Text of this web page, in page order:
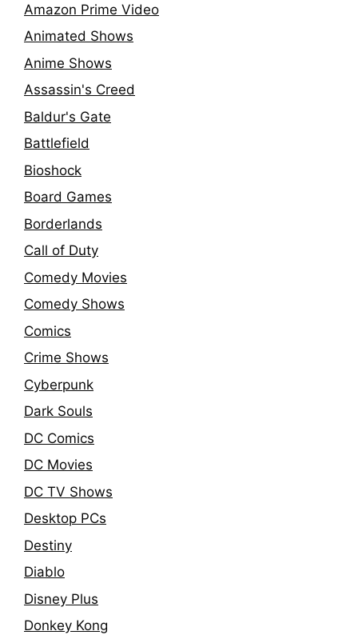
Amazon Prime Video
Animated Shows
Anime Shows
Assassin's Creed
Baldur's Gate
Battlefield
Bioshock
Board Games
Borderlands
Call of Duty
Comedy Movies
Comedy Shows
Comics
Crime Shows
Cyberpunk
Dark Souls
DC Comics
DC Movies
DC TV Shows
Desktop PCs
Destiny
Diablo
Disney Plus
Donkey Kong